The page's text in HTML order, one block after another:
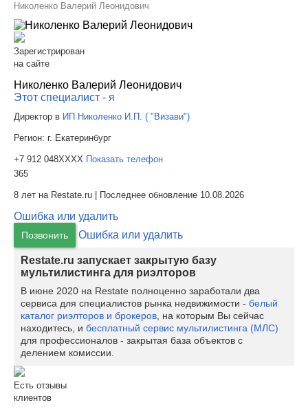
Николенко Валерий Леонидович
Зарегистрирован
на сайте
Николенко Валерий Леонидович
Этот специалист - я
Директор в ИП Николенко И.П. ( "Визави")
Регион: г. Екатеринбург
+7 912 048XXXX Показать телефон
365
8 лет на Restate.ru | Последнее обновление 10.08.2026
Ошибка или удалить
Позвонить Ошибка или удалить
Restate.ru запускает закрытую базу
мультилистинга для риэлторов
В июне 2020 на Restate полноценно заработали два
сервиса для специалистов рынка недвижимости - белый
каталог риэлторов и брокеров , на которым Вы сейчас
находитесь, и бесплатный сервис мультилистинга (МЛС)
для профессионалов - закрытая база объектов с
делением комиссии.
Есть отзывы
клиентов